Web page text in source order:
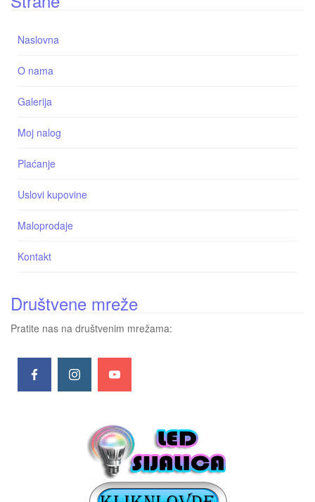
Naslovna
O nama
Galerija
Moj nalog
Plaćanje
Uslovi kupovine
Maloprodaje
Kontakt
Društvene mreže
Pratite nas na društvenim mrežama: